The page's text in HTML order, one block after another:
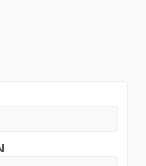
för hela familjen.